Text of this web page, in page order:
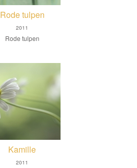
Rode tulpen
2011
Rode tulpen
Kamille
2011